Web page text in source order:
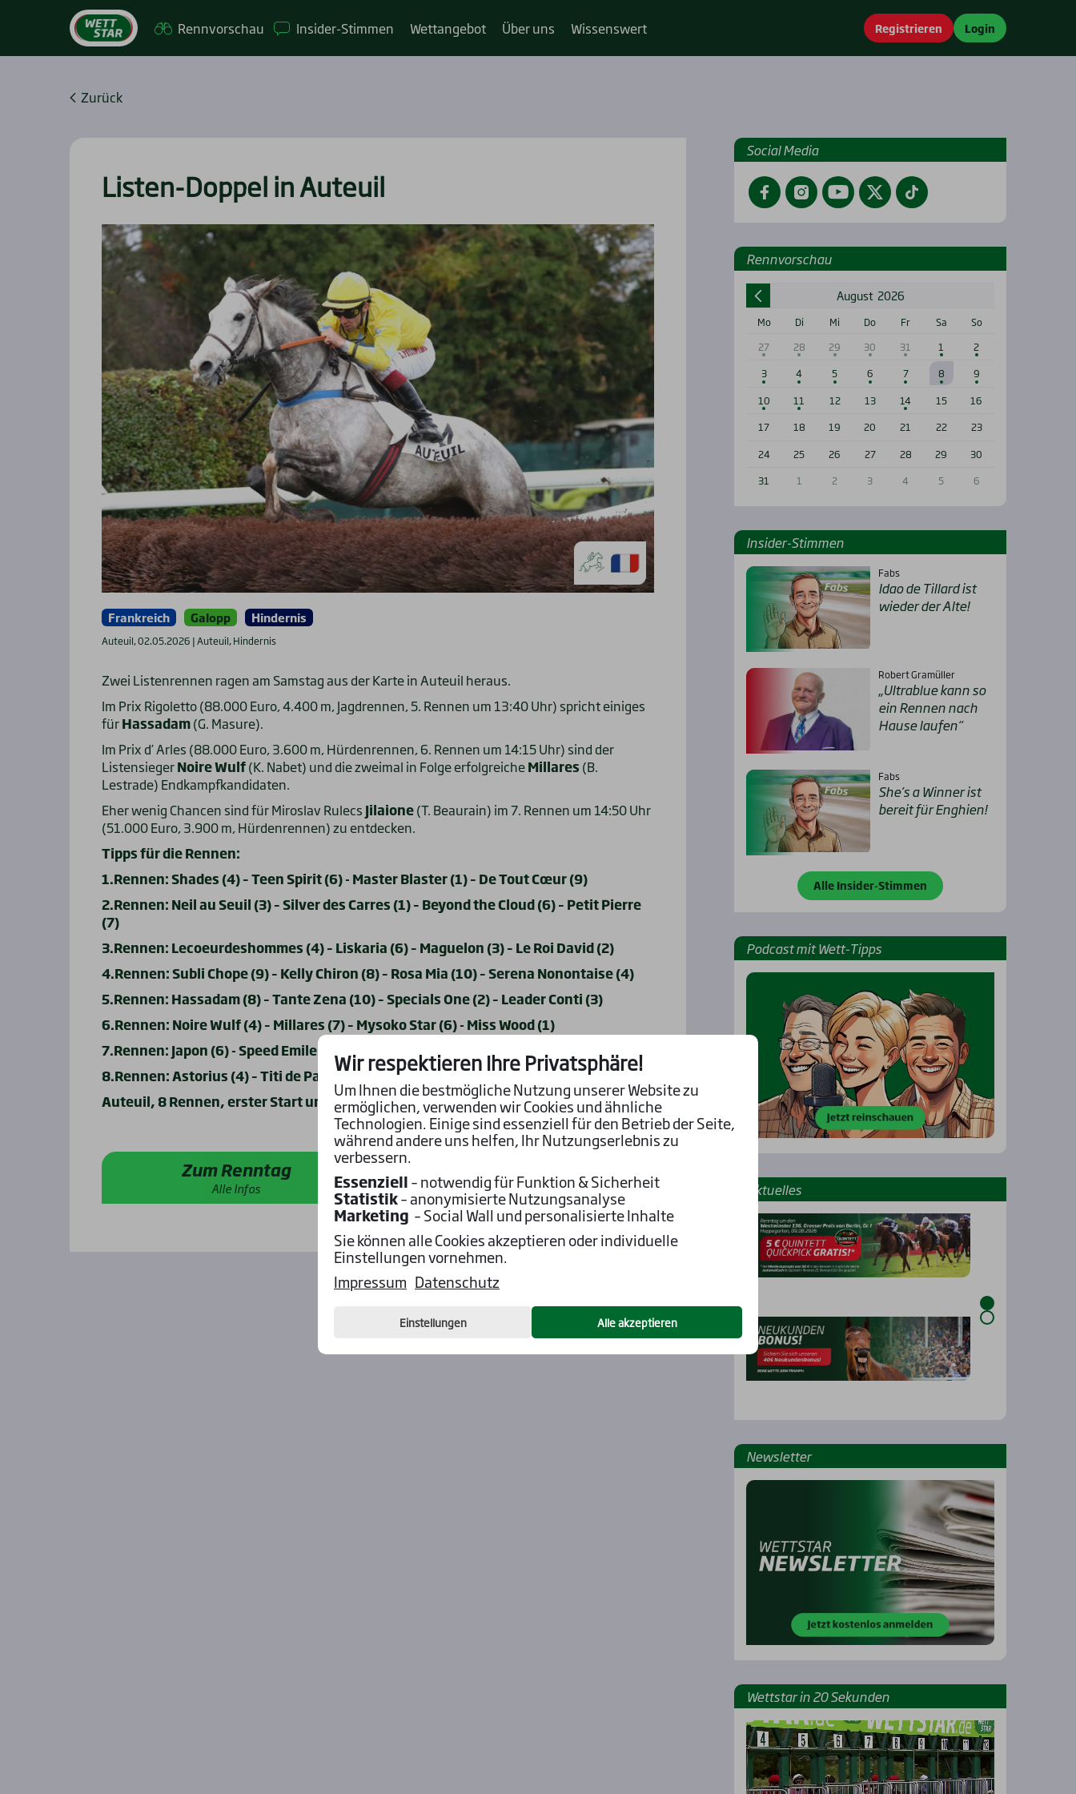
Renn­vor­schau Insi­­der-Stim­­men Wett­an­ge­bot Über uns Wis­sens­wert Registrieren Login
Zurück
Lis­ten-Dop­pel in Auteuil
Frankreich Galopp Hindernis
Auteuil, 02.05.2026 | Auteuil, Hindernis
Zwei Listenrennen ragen am Samstag aus der Karte in Auteuil heraus.
Im Prix Rigoletto (88.000 Euro, 4.400 m, Jagdrennen, 5. Rennen um 13:40 Uhr) spricht einiges
fürHassadam(G. Masure).
Im Prix d’ Arles (88.000 Euro, 3.600 m, Hürdenrennen, 6. Rennen um 14:15 Uhr) sind der
ListensiegerNoire Wulf(K. Nabet) und die zweimal in Folge erfolgreicheMillares (B.
Lestrade) Endkampfkandidaten.
Eher wenig Chancen sind für Miroslav Rulecs Jilaione(T. Beaurain) im 7. Rennen um 14:50 Uhr
(51.000 Euro, 3.900 m, Hürdenrennen) zu entdecken.
Tipps für die Rennen:
1.Rennen: Shades (4) – Teen Spirit (6) - Master Blaster (1) – De Tout Cœur (9)
2.Rennen: Neil au Seuil (3) – Silver des Carres (1) – Beyond the Cloud (6) – Petit Pierre
(7)
3.Rennen: Lecoeurdeshommes (4) – Liskaria (6) – Maguelon (3) – Le Roi David (2)
4.Rennen: Subli Chope (9) – Kelly Chiron (8) – Rosa Mia (10) – Serena Nonontaise (4)
5.Rennen: Hassadam (8) – Tante Zena (10) – Specials One (2) – Leader Conti (3)
6.Rennen: Noire Wulf (4) – Millares (7) – Mysoko Star (6) - Miss Wood (1)
7.Rennen: Japon (6) - Speed Emile (3) – Mr Diafoirus (10) – Dazodream (7)
8.Rennen: Astorius (4) – Titi de Paris (3) – Maniysa Bleue (8) – Exciting Hunt (11)
Auteuil, 8 Rennen, erster Start um 11:18 Uhr!
Zum Renntag
Alle Infos
Social Media
FacebookInstagramYouTubeTwitterTikTok
Renn­vor­schau
August 2026
Mo Di Mi Do Fr Sa
So
27
28 29 30 31 1
2
3
4 5 6 7 8
9
10
11 12 13 14 15
16
17
18 19 20 21 22
23
24
25 26 27 28 29
30
31
1 2 3 4 5 6
Insi­der-Stim­men
Fabs
Idao de Til­lard ist
wie­der der Alte!
Robert Gramüller
„Ultra­b­lue kann so
ein Ren­nen nach
Hau­se lau­fen“
Fabs
She’s a Win­ner ist
bereit für Eng­hien!
Alle Insider-Stimmen
Pod­cast mit Wett-Tipps
Aktu­el­les
Rennbahnen
News­let­ter
Wett­star in 20 Sekun­den
Wir respektieren Ihre Privatsphäre!
Um Ihnen die bestmögliche Nutzung unserer Website zu
ermöglichen, verwenden wir Cookies und ähnliche
Technologien. Einige sind essenziell für den Betrieb der Seite,
während andere uns helfen, Ihr Nutzungserlebnis zu
verbessern.
Essenziell– notwendig für Funktion & Sicherheit
Statistik– anonymisierte Nutzungsanalyse
Marketing – Social Wall und personalisierte Inhalte
Sie können alle Cookies akzeptieren oder individuelle
Einstellungen vornehmen.
Impressum Datenschutz
Einstellungen Alle akzeptieren